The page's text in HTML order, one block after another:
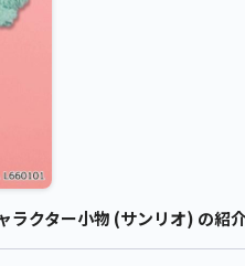
ラクター小物 (サンリオ) の紹